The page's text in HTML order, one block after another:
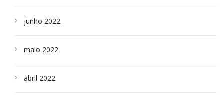
junho 2022
maio 2022
abril 2022